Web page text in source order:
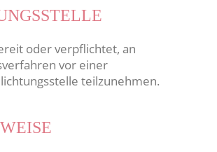
oder verpflichtet, an
vor einer
teilzunehmen.